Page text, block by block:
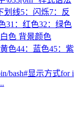
划线5：闪烁7：反
31：红色32：绿色
色 背景颜色
色44：蓝色45：紫
bash#显示方式for i